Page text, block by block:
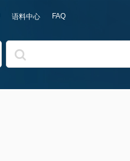
语料中心 FAQ